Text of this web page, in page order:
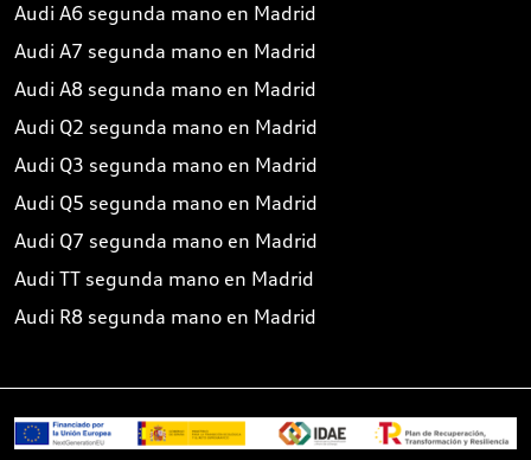
Audi A6 segunda mano en Madrid
Audi A7 segunda mano en Madrid
Audi A8 segunda mano en Madrid
Audi Q2 segunda mano en Madrid
Audi Q3 segunda mano en Madrid
Audi Q5 segunda mano en Madrid
Audi Q7 segunda mano en Madrid
Audi TT segunda mano en Madrid
Audi R8 segunda mano en Madrid